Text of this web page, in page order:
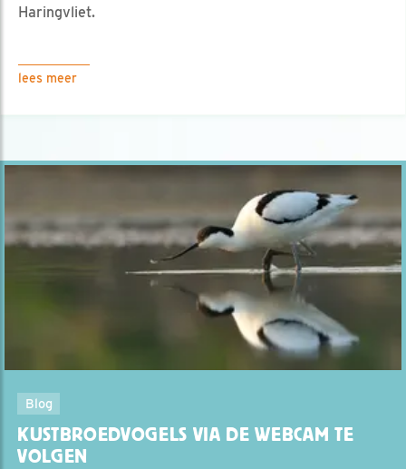
Haringvliet.
lees meer
Blog
KUSTBROEDVOGELS VIA DE WEBCAM TE
VOLGEN